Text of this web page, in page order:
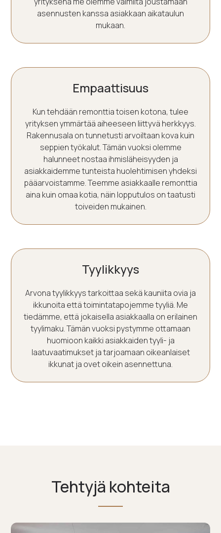
asennusten kanssa asiakkaan aikataulun
mukaan.
Empaattisuus
Kun tehdään remonttia toisen kotona, tulee
yrityksen ymmärtää aiheeseen liittyvä herkkyys.
Rakennusala on tunnetusti arvoiltaan kova kuin
seppien työkalut. Tämän vuoksi olemme
halunneet nostaa ihmisläheisyyden ja
asiakkaidemme tunteista huolehtimisen yhdeksi
pääarvoistamme. Teemme asiakkaalle remonttia
aina kuin omaa kotia, näin lopputulos on taatusti
toiveiden mukainen.
Tyylikkyys
Arvona tyylikkyys tarkoittaa sekä kauniita ovia ja
ikkunoita että toimintatapojemme tyyliä. Me
tiedämme, että jokaisella asiakkaalla on erilainen
tyylimaku. Tämän vuoksi pystymme ottamaan
huomioon kaikki asiakkaiden tyyli- ja
laatuvaatimukset ja tarjoamaan oikeanlaiset
ikkunat ja ovet oikein asennettuna.
Tehtyjä kohteita